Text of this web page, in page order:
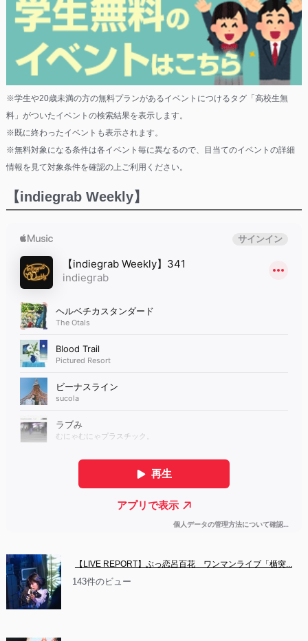
※学生や20歳未満の方の無料プランがあるイベントにつけるタグ「高校生無
料」がついたイベントの検索結果を表示します。
※既に終わったイベントも表示されます。
※無料対象になる条件は各イベント毎に異なるので、目当てのイベントの詳細
情報を見て対象条件を確認の上ご利用ください。
【indiegrab Weekly】
【LIVE REPORT】ぶっ恋呂百花　ワンマンライブ「楯突...
143件のビュー